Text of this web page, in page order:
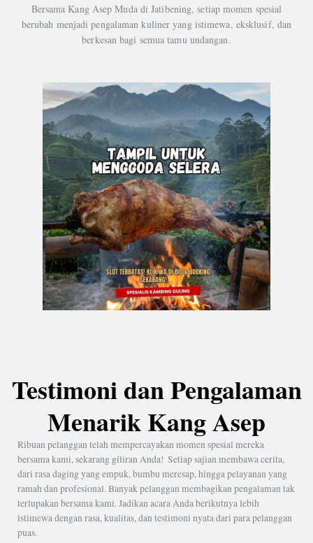
Bersama Kang Asep Muda di Jatibening, setiap momen spesial
berubah menjadi pengalaman kuliner yang istimewa, eksklusif, dan
berkesan bagi semua tamu undangan.
Testimoni dan Pengalaman
Menarik Kang Asep
Ribuan pelanggan telah mempercayakan momen spesial mereka
bersama kami, sekarang giliran Anda! Setiap sajian membawa cerita,
dari rasa daging yang empuk, bumbu meresap, hingga pelayanan yang
ramah dan profesional. Banyak pelanggan membagikan pengalaman tak
terlupakan bersama kami. Jadikan acara Anda berikutnya lebih
istimewa dengan rasa, kualitas, dan testimoni nyata dari para pelanggan
puas.